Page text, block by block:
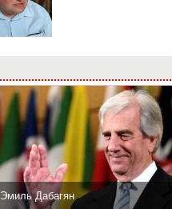
Эмиль Дабагян